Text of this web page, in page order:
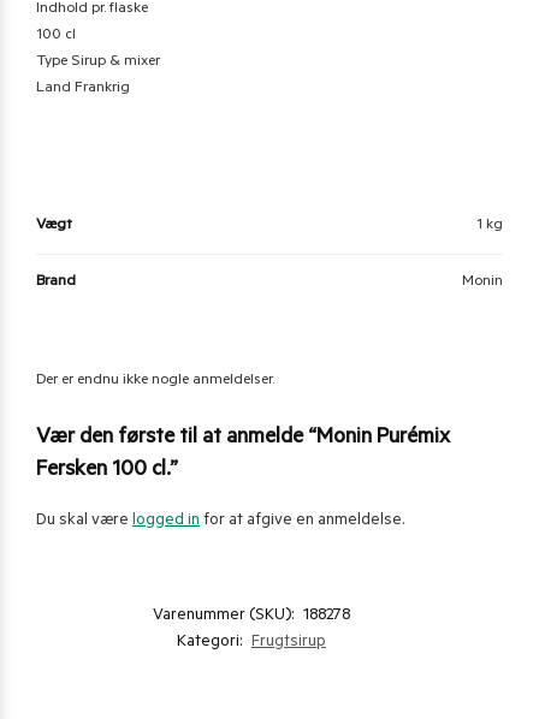
Indhold pr. flaske
100 cl
Type Sirup & mixer
Land Frankrig
Vægt 1 kg
Brand Monin
Der er endnu ikke nogle anmeldelser.
Vær den første til at anmelde “Monin Purémix
Fersken 100 cl.”
Du skal være logged in for at afgive en anmeldelse.
Varenummer (SKU): 188278
Kategori: Frugtsirup